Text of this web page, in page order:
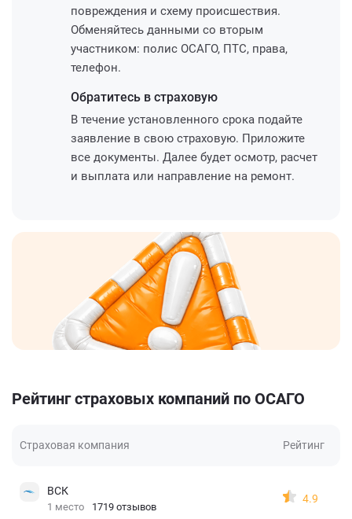
повреждения и схему происшествия.
Обменяйтесь данными со вторым
участником: полис ОСАГО, ПТС, права,
телефон.
Обратитесь в страховую
В течение установленного срока подайте
заявление в свою страховую. Приложите
все документы. Далее будет осмотр, расчет
и выплата или направление на ремонт.
Рейтинг страховых компаний по ОСАГО
Страховая компания Рейтинг
ВСК
1 место 1719 отзывов
4.9